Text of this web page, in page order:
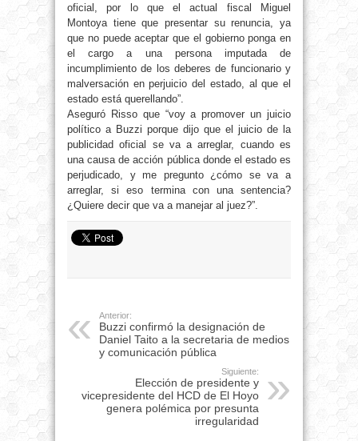
oficial, por lo que el actual fiscal Miguel
Montoya tiene que presentar su renuncia, ya
que no puede aceptar que el gobierno ponga en
el cargo a una persona imputada de
incumplimiento de los deberes de funcionario y
malversación en perjuicio del estado, al que el
estado está querellando”.
Aseguró Risso que “voy a promover un juicio
político a Buzzi porque dijo que el juicio de la
publicidad oficial se va a arreglar, cuando es
una causa de acción pública donde el estado es
perjudicado, y me pregunto ¿cómo se va a
arreglar, si eso termina con una sentencia?
¿Quiere decir que va a manejar al juez?”.
Anterior:
Buzzi confirmó la designación de
Daniel Taito a la secretaria de medios
y comunicación pública
Siguiente:
Elección de presidente y
vicepresidente del HCD de El Hoyo
genera polémica por presunta
irregularidad